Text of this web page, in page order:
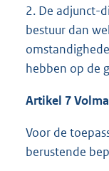
2. De adjunct-
bestuur dan
hebben op de
Artikel 7
Voor de
berustende